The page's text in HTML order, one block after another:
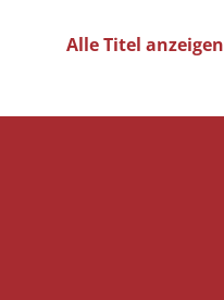
Alle Titel anzeigen